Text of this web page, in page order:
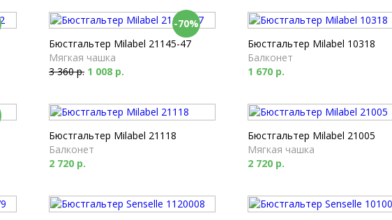
-70%
Бюстгальтер Milabel 21145-47
Мягкая чашка
3 360 р. 1 008 р.
Бюстгальтер Milabel 10318
Балконет
1 670 р.
Бюстгальтер Milabel 21118
Балконет
2 720 р.
Бюстгальтер Milabel 21005
Мягкая чашка
2 720 р.